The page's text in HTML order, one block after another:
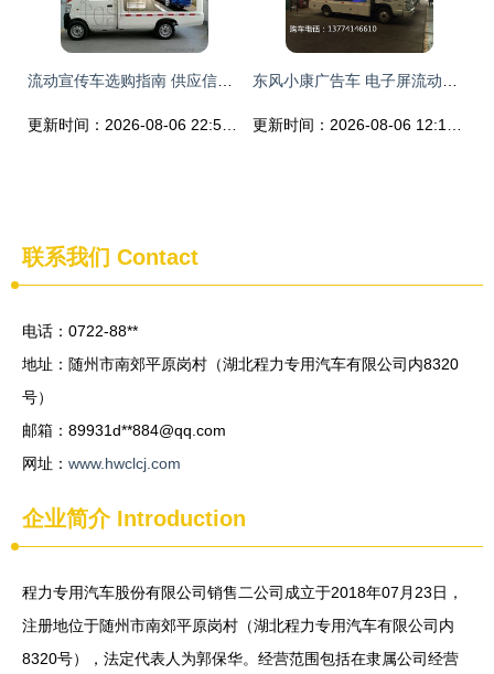
联系我们 Contact
电话：0722-88**
地址：随州市南郊平原岗村（湖北程力专用汽车有限公司内8320
号）
邮箱：89931d**884@qq.com
网址： www.hwclcj.com
企业简介Introduction
程力专用汽车股份有限公司销售二公司成立于2018年07月23日，
注册地位于随州市南郊平原岗村（湖北程力专用汽车有限公司内
8320号），法定代表人为郭保华。经营范围包括在隶属公司经营